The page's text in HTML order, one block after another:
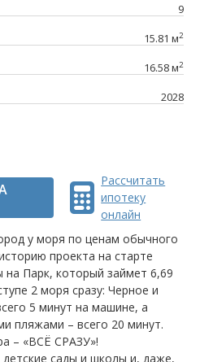
9
15.81 м2
16.58 м2
2028
Рассчитать
ипотеку
онлайн
у моря по ценам обычного
проекта на старте
Парк, который займет 6,69
2 моря сразу: Черное и
5 минут на машине, а
пляжами – всего 20 минут.
– «ВСЁ СРАЗУ»!
детские сады и школы и, даже,